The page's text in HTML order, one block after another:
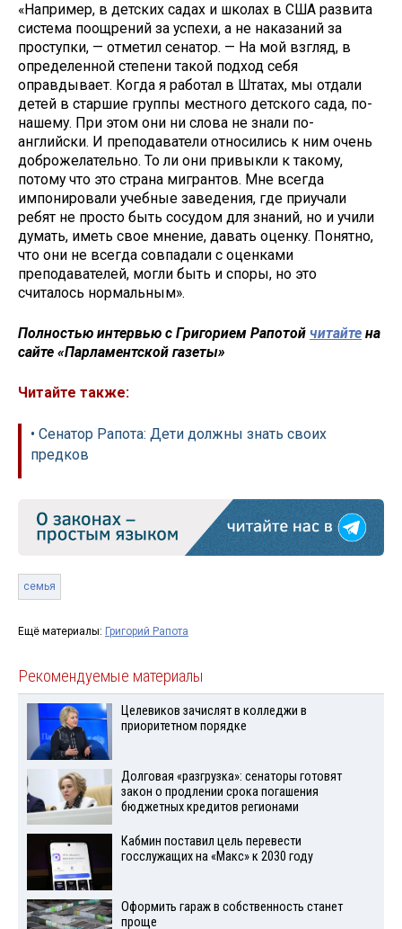
«Например, в детских садах и школах в США развита
система поощрений за успехи, а не наказаний за
проступки, — отметил сенатор. — На мой взгляд, в
определенной степени такой подход себя
оправдывает. Когда я работал в Штатах, мы отдали
детей в старшие группы местного детского сада, по-
нашему. При этом они ни слова не знали по-
английски. И преподаватели относились к ним очень
доброжелательно. То ли они привыкли к такому,
потому что это страна мигрантов. Мне всегда
импонировали учебные заведения, где приучали
ребят не просто быть сосудом для знаний, но и учили
думать, иметь свое мнение, давать оценку. Понятно,
что они не всегда совпадали с оценками
преподавателей, могли быть и споры, но это
считалось нормальным».
Полностью интервью с Григорием Рапотой читайте на
сайте «Парламентской газеты»
Читайте также:
• Сенатор Рапота: Дети должны знать своих
предков
семья
Ещё материалы: Григорий Рапота
Рекомендуемые материалы
Целевиков зачислят в колледжи в
приоритетном порядке
Долговая «разгрузка»: сенаторы готовят
закон о продлении срока погашения
бюджетных кредитов регионами
Кабмин поставил цель перевести
госслужащих на «Макс» к 2030 году
Оформить гараж в собственность станет
проще